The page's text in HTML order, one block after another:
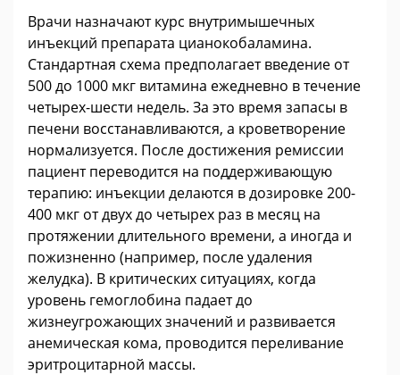
Врачи назначают курс внутримышечных
инъекций препарата цианокобаламина.
Стандартная схема предполагает введение от
500 до 1000 мкг витамина ежедневно в течение
четырех-шести недель. За это время запасы в
печени восстанавливаются, а кроветворение
нормализуется. После достижения ремиссии
пациент переводится на поддерживающую
терапию: инъекции делаются в дозировке 200-
400 мкг от двух до четырех раз в месяц на
протяжении длительного времени, а иногда и
пожизненно (например, после удаления
желудка). В критических ситуациях, когда
уровень гемоглобина падает до
жизнеугрожающих значений и развивается
анемическая кома, проводится переливание
эритроцитарной массы.